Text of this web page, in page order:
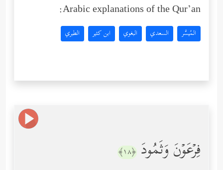
Arabic explanations of the Qur’an:
المُيسَّر السعدي البغوي ابن كثير الطبري
فِرۡعَوۡنَ وَثَمُودَ ﴿١٨﴾